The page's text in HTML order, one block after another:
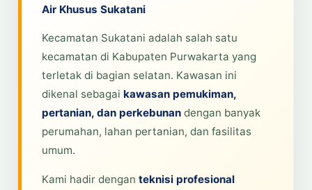
Air Khusus Sukatani
Kecamatan Sukatani adalah salah satu
kecamatan di Kabupaten Purwakarta yang
terletak di bagian selatan. Kawasan ini
dikenal sebagai kawasan pemukiman,
pertanian, dan perkebunandengan banyak
perumahan, lahan pertanian, dan fasilitas
umum.
Kami hadir dengan teknisi profesional